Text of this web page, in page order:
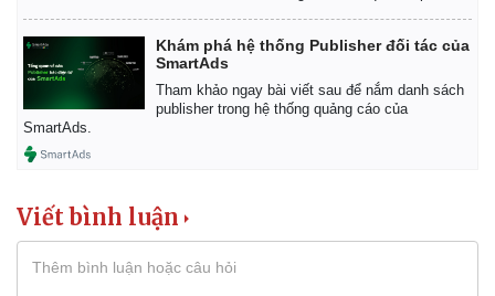
Khám phá hệ thống Publisher đối tác của
SmartAds
Tham khảo ngay bài viết sau để nắm danh sách
publisher trong hệ thống quảng cáo của
SmartAds.
Viết bình luận